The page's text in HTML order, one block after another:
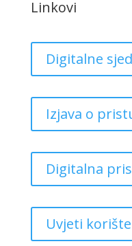
Linkovi
Digitalne
Izjava o
Digitalna
Uvjeti